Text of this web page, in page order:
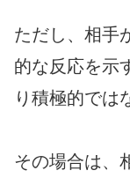
ただし、相手
的な反応を示
り積極的では
その場合は、